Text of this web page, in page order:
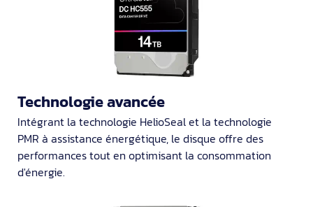
Technologie avancée
Intégrant la technologie HelioSeal et la technologie
PMR à assistance énergétique, le disque offre des
performances tout en optimisant la consommation
d'énergie.